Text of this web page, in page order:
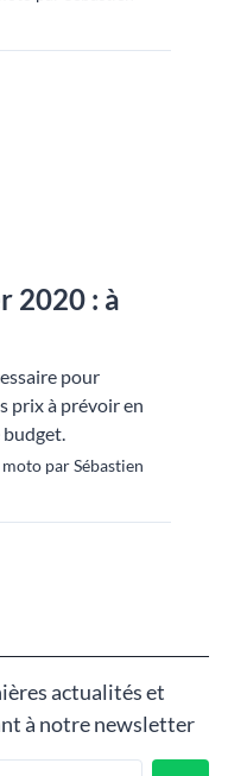
2020 : à
pour
prix à prévoir en
par Sébastien
actualités et
à notre newsletter